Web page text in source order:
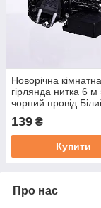
Новорічна кімнатна
гірлянда нитка 6
чорний провід
139 ₴
Купити
Про нас